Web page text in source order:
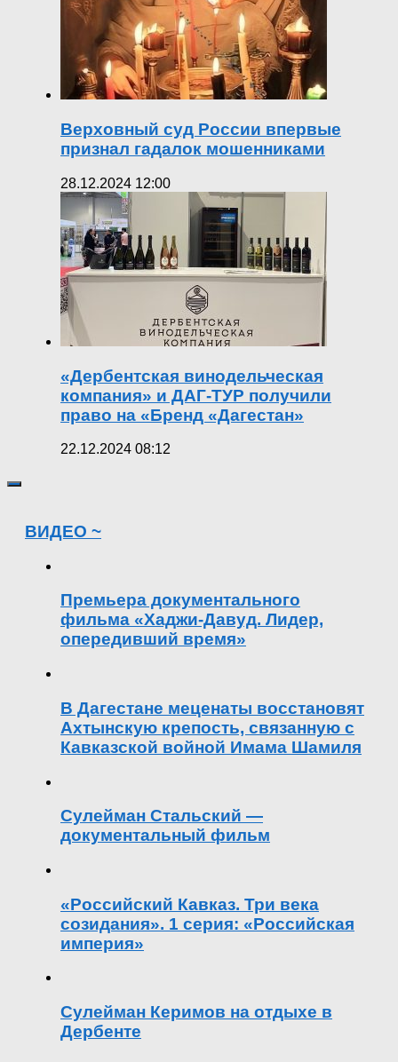
Верховный суд России впервые
признал гадалок мошенниками
28.12.2024 12:00
«Дербентская винодельческая
компания» и ДАГ-ТУР получили
право на «Бренд «Дагестан»
22.12.2024 08:12
ВИДЕО ~
Премьера документального
фильма «Хаджи-Давуд. Лидер,
опередивший время»
В Дагестане меценаты восстановят
Ахтынскую крепость, связанную с
Кавказской войной Имама Шамиля
Сулейман Стальский —
документальный фильм
«Российский Кавказ. Три века
созидания». 1 серия: «Российская
империя»
Сулейман Керимов на отдыхе в
Дербенте